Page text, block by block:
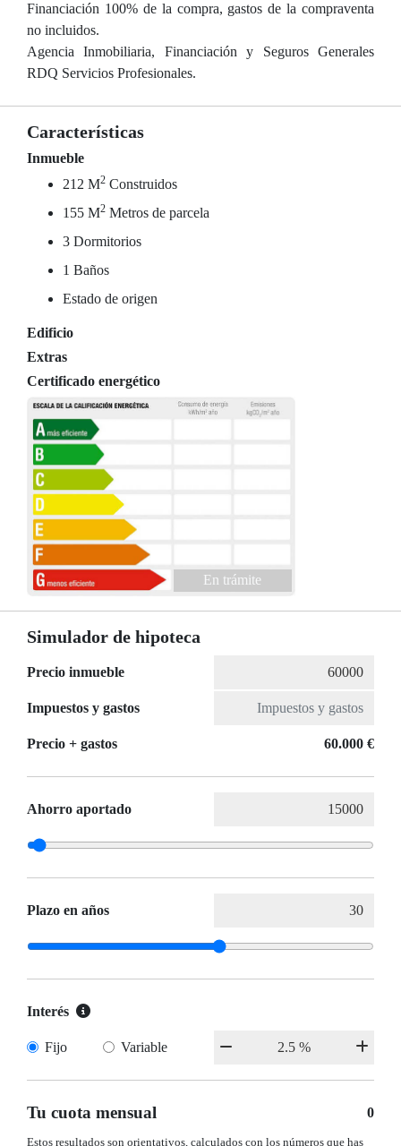
Financiación 100% de la compra, gastos de la compraventa
no incluidos.
Agencia Inmobiliaria, Financiación y Seguros Generales
RDQ Servicios Profesionales.
Características
Inmueble
212 M2 Construidos
155 M2 Metros de parcela
3 Dormitorios
1 Baños
Estado de origen
Edificio
Extras
Certificado energético
En trámite
Simulador de hipoteca
Precio inmueble
Impuestos y gastos
Precio + gastos 60.000 €
Ahorro aportado
Plazo en años
Interés
Fijo Variable
Tu cuota mensual 0
Estos resultados son orientativos, calculados con los números que has